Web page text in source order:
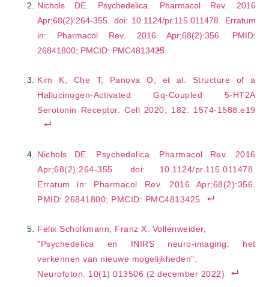
Nichols DE. Psychedelica. Pharmacol Rev. 2016
Apr;68(2):264-355. doi: 10.1124/pr.115.011478. Erratum
in: Pharmacol Rev. 2016 Apr;68(2):356. PMID:
26841800; PMCID: PMC4813425
Kim K, Che T, Panova O, et al. Structure of a
Hallucinogen-Activated Gq-Coupled 5-HT2A
Serotonin Receptor. Cell 2020; 182: 1574-1588.e19
Nichols DE. Psychedelica. Pharmacol Rev. 2016
Apr;68(2):264-355. doi: 10.1124/pr.115.011478.
Erratum in: Pharmacol Rev. 2016 Apr;68(2):356.
PMID: 26841800; PMCID: PMC4813425
Felix Scholkmann, Franz X. Vollenweider,
"Psychedelica en fNIRS neuro-imaging: het
verkennen van nieuwe mogelijkheden".
Neurofoton. 10(1) 013506 (2 december 2022)